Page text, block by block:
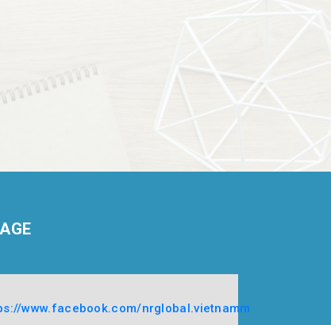
www.facebook.com/nrglobal.vietnamm